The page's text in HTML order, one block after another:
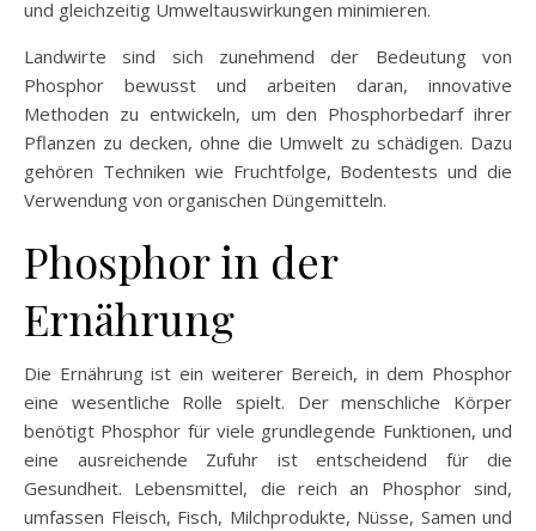
und gleichzeitig Umweltauswirkungen minimieren.
Landwirte sind sich zunehmend der Bedeutung von
Phosphor bewusst und arbeiten daran, innovative
Methoden zu entwickeln, um den Phosphorbedarf ihrer
Pflanzen zu decken, ohne die Umwelt zu schädigen. Dazu
gehören Techniken wie Fruchtfolge, Bodentests und die
Verwendung von organischen Düngemitteln.
Phosphor in der
Ernährung
Die Ernährung ist ein weiterer Bereich, in dem Phosphor
eine wesentliche Rolle spielt. Der menschliche Körper
benötigt Phosphor für viele grundlegende Funktionen, und
eine ausreichende Zufuhr ist entscheidend für die
Gesundheit. Lebensmittel, die reich an Phosphor sind,
umfassen Fleisch, Fisch, Milchprodukte, Nüsse, Samen und